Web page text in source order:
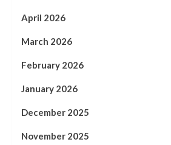
April 2026
March 2026
February 2026
January 2026
December 2025
November 2025